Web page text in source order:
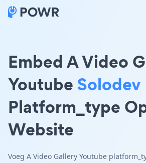
Embed A Video
YoutubeSolodev
Platform_type
Website
Voeg A Video Gallery Youtube